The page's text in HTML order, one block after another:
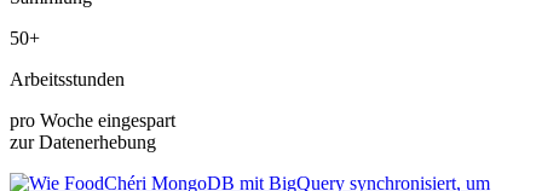
50+
Arbeitsstunden
pro Woche eingespart
zur Datenerhebung